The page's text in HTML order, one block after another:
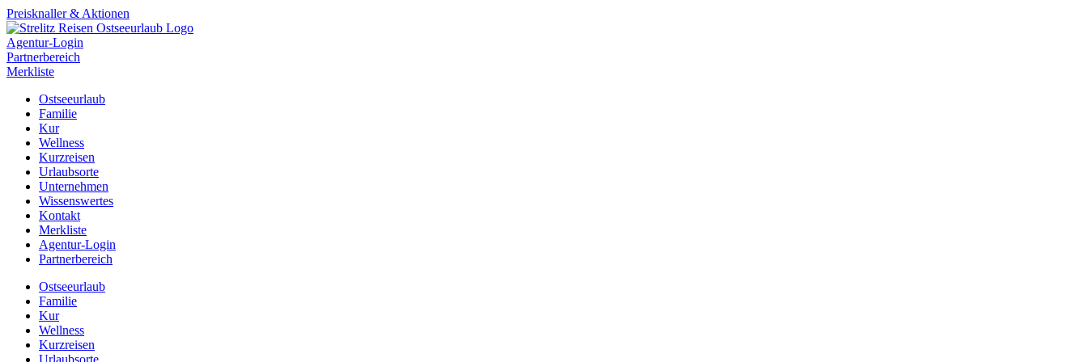
Preisknaller & Aktionen
Agentur-Login
Partnerbereich
Merkliste
Ostseeurlaub
Familie
Kur
Wellness
Kurzreisen
Urlaubsorte
Unternehmen
Wissenswertes
Kontakt
Merkliste
Agentur-Login
Partnerbereich
Ostseeurlaub
Familie
Kur
Wellness
Kurzreisen
Urlaubsorte